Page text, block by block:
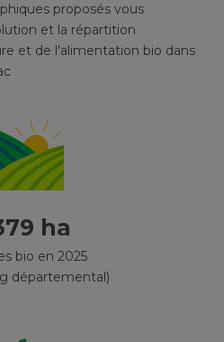
proposés vous
et la répartition
et de l'alimentation bio dans
ha
bio en 2025
départemental)